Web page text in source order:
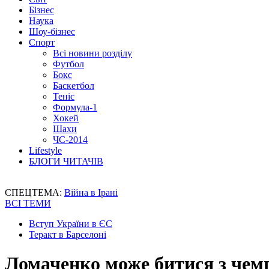
Бізнес
Наука
Шоу-бізнес
Спорт
Всі новини розділу
Футбол
Бокс
Баскетбол
Теніс
Формула-1
Хокей
Шахи
ЧС-2014
Lifestyle
БЛОГИ ЧИТАЧІВ
СПЕЦТЕМА: Війна в Ірані
ВСІ ТЕМИ
Вступ України в ЄС
Теракт в Барселоні
Ломаченко може битися з